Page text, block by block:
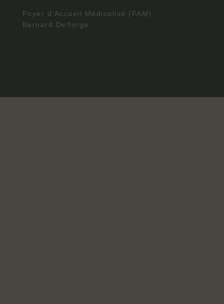
Foyer d'Accueil Médicalisé (FAM)
Bernard Delforge